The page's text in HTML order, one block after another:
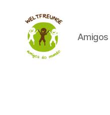
Amigos